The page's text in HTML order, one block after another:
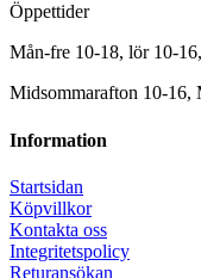
Öppettider
Mån-fre 10-18, lör 10-
Midsommarafton 10-16,
Information
Startsidan
Köpvillkor
Kontakta oss
Integritetspolicy
Returansökan